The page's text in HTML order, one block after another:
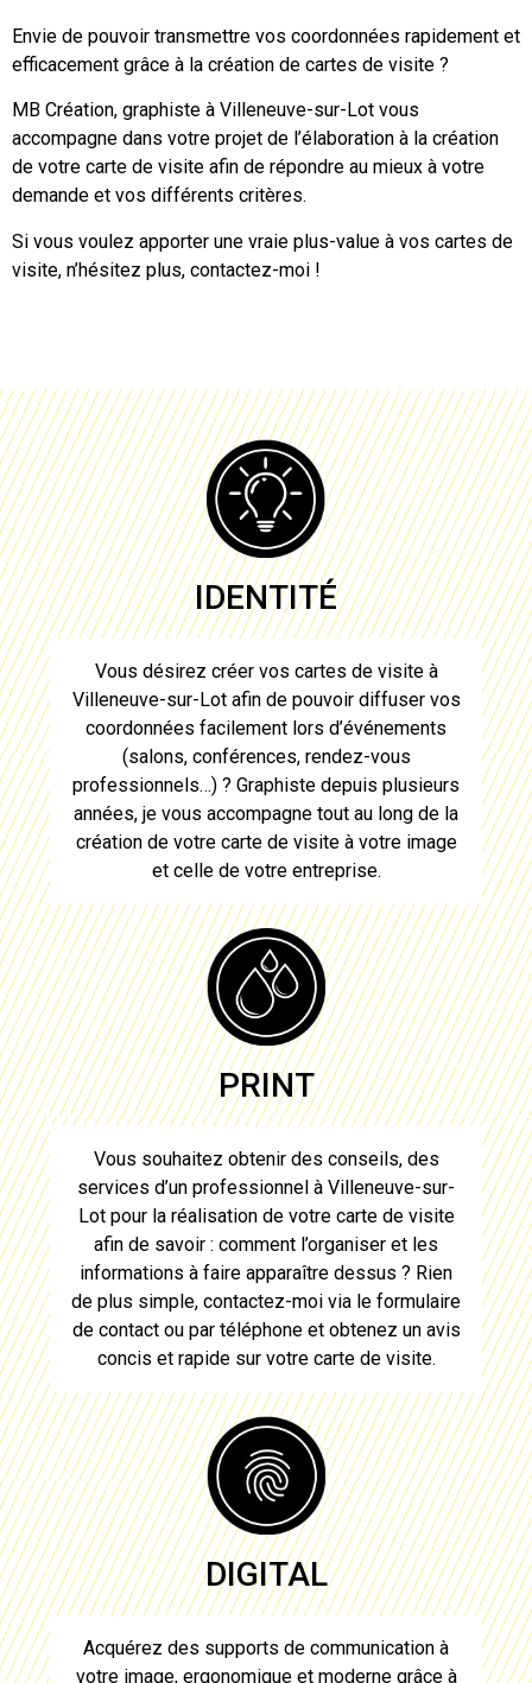
Envie de pouvoir transmettre vos coordonnées rapidement et
efficacement grâce à la création de cartes de visite ?
MB Création, graphiste à Villeneuve-sur-Lot vous
accompagne dans votre projet de l’élaboration à la création
de votre carte de visite afin de répondre au mieux à votre
demande et vos différents critères.
Si vous voulez apporter une vraie plus-value à vos cartes de
visite, n’hésitez plus, contactez-moi !
IDENTITÉ
Vous désirez créer vos cartes de visite à
Villeneuve-sur-Lotafin de pouvoir diffuser vos
coordonnées facilement lors d’événements
(salons, conférences, rendez-vous
professionnels…) ? Graphiste depuis plusieurs
années, je vous accompagne tout au long de la
création de votre carte de visiteà votre image
et celle de votre entreprise.
PRINT
Vous souhaitez obtenir des conseils, des
services d’un professionnel à Villeneuve-sur-
Lotpourla réalisation de votre carte de visite
afin de savoir : comment l’organiser et les
informations à faire apparaître dessus ? Rien
de plus simple, contactez-moi via le formulaire
de contact ou par téléphone et obtenez un avis
concis et rapide sur votre carte de visite.
DIGITAL
Acquérez des supports de communication à
votre image, ergonomique et moderne grâce à